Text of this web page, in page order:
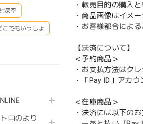
深空
こでもいっしょ
ロのより
・転売目的の購入
・商品画像はイメ
・お客様都合によ
【決済について】
＜予約商品＞
・お支払方法はク
・「Pay ID」アカ
＜在庫商品＞
・決済には以下の